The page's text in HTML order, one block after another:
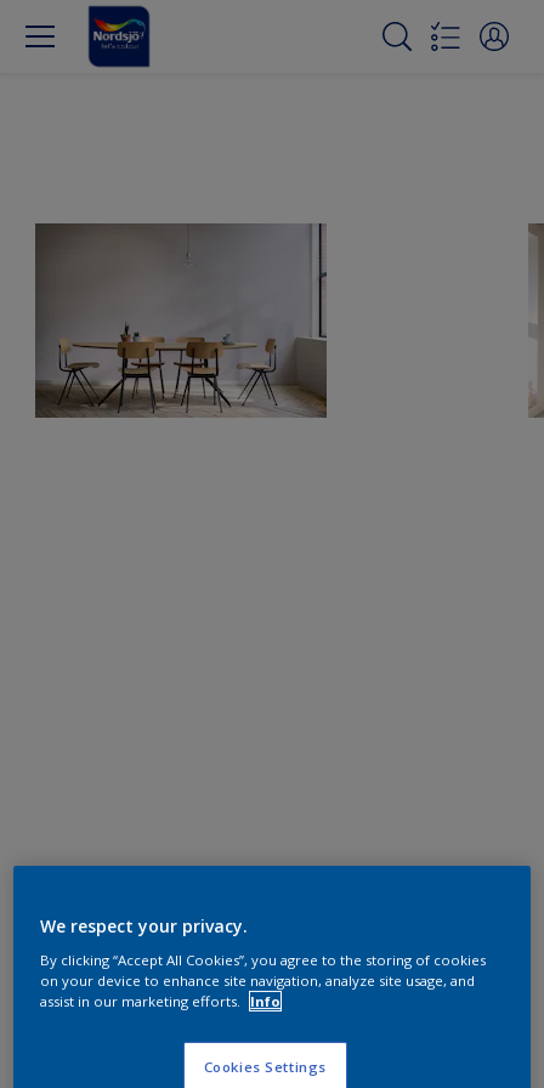
We respect your privacy.
By clicking “Accept All Cookies”, you agree to the storing of cookies
on your device to enhance site navigation, analyze site usage, and
assist in our marketing efforts.
Info
Cookies Settings